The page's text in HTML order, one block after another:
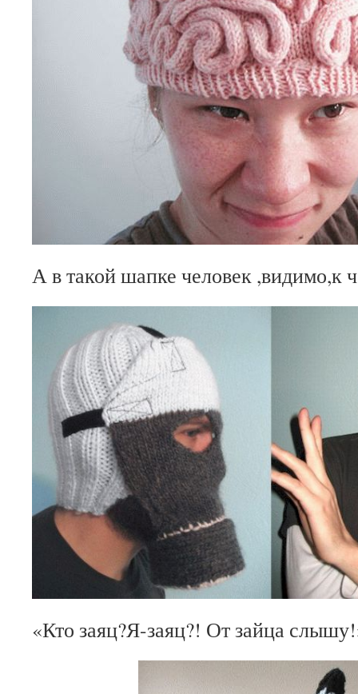
А в такой шапке человек ,видимо,к
«Кто заяц?Я-заяц?! От зайца